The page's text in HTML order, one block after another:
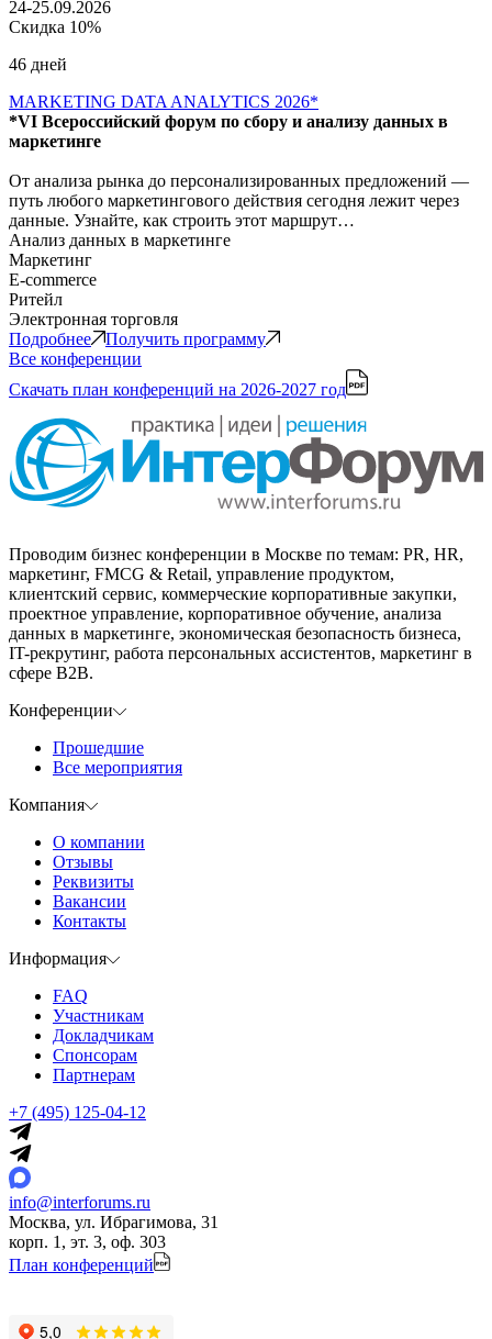
24-25.09.2026
Скидка 10%
46 дней
MARKETING DATA ANALYTICS 2026*
*VI Всероссийский форум по сбору и анализу данных в
маркетинге
От анализа рынка до персонализированных предложений —
путь любого маркетингового действия сегодня лежит через
данные. Узнайте, как строить этот маршрут…
Анализ данных в маркетинге
Маркетинг
E-commerce
Ритейл
Электронная торговля
Подробнее
Получить программу
Все конференции
Скачать план конференций на 2026-2027 год
Проводим бизнес конференции в Москве по темам: PR, HR,
маркетинг, FMCG & Retail, управление продуктом,
клиентский сервис, коммерческие корпоративные закупки,
проектное управление, корпоративное обучение, анализа
данных в маркетинге, экономическая безопасность бизнеса,
IT-рекрутинг, работа персональных ассистентов, маркетинг в
сфере B2B.
Конференции
Прошедшие
Все мероприятия
Компания
О компании
Отзывы
Реквизиты
Вакансии
Контакты
Информация
FAQ
Участникам
Докладчикам
Спонсорам
Партнерам
+7 (495) 125-04-12
info@interforums.ru
Москва, ул. Ибрагимова, 31
корп. 1, эт. 3, оф. 303
План конференций